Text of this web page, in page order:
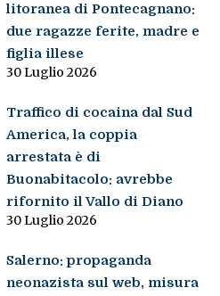
litoranea di Pontecagnano:
due ragazze ferite, madre e
figlia illese
30 Luglio 2026
Traffico di cocaina dal Sud
America, la coppia
arrestata è di
Buonabitacolo: avrebbe
rifornito il Vallo di Diano
30 Luglio 2026
Salerno: propaganda
neonazista sul web, misura